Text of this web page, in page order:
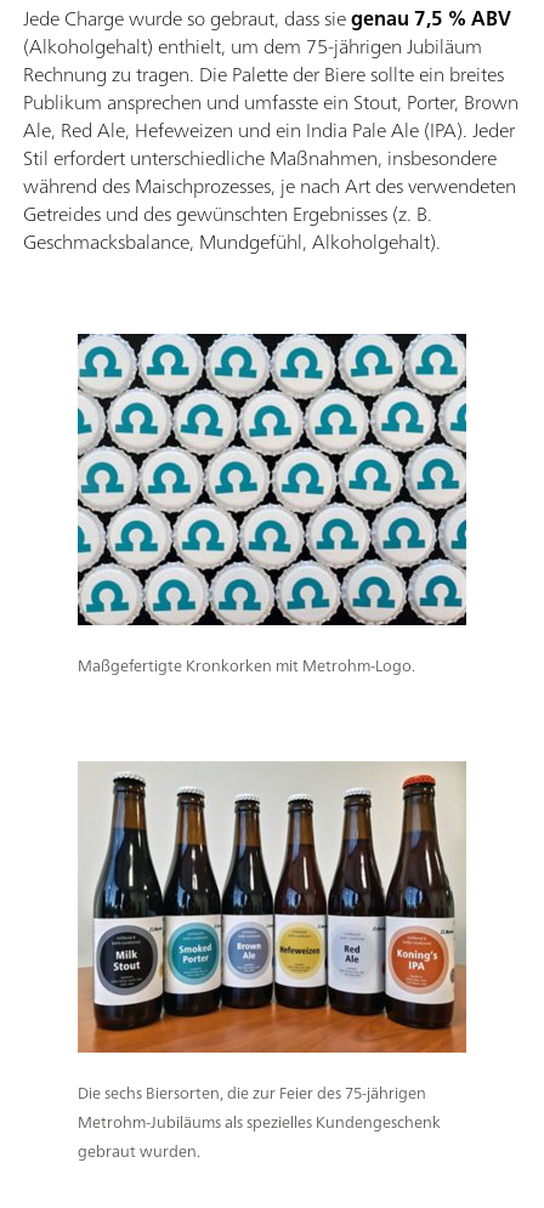
Jede Charge wurde so gebraut, dass siegenau 7,5 % ABV
(Alkoholgehalt) enthielt, um dem 75-jährigen Jubiläum
Rechnung zu tragen. Die Palette der Biere sollte ein breites
Publikum ansprechen und umfasste ein Stout, Porter, Brown
Ale, Red Ale, Hefeweizen und ein India Pale Ale (IPA). Jeder
Stil erfordert unterschiedliche Maßnahmen, insbesondere
während des Maischprozesses, je nach Art des verwendeten
Getreides und des gewünschten Ergebnisses (z. B.
Geschmacksbalance, Mundgefühl, Alkoholgehalt).
Maßgefertigte Kronkorken mit Metrohm-Logo.
Die sechs Biersorten, die zur Feier des 75-jährigen
Metrohm-Jubiläums als spezielles Kundengeschenk
gebraut wurden.